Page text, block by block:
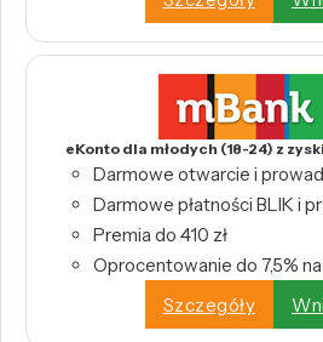
eKonto dla młodych (18-24) z
Darmowe otwarcie i
Darmowe płatności BLIK i
Premia do 410 zł
Oprocentowanie do 7,5%
Szczegóły